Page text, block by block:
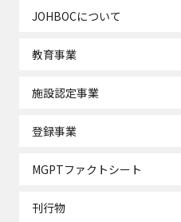
JOHBOCについて
教育事業
施設認定事業
登録事業
MGPTファクトシート
刊行物